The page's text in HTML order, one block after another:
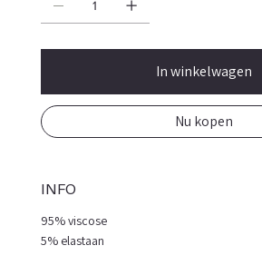
In winkelwagen
Nu kopen
INFO
95% viscose
5% elastaan